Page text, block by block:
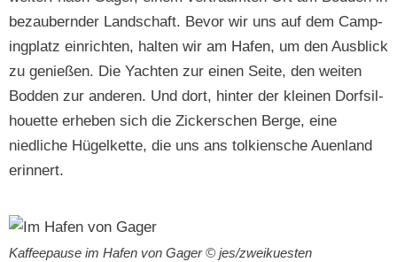
beza­ubern­der Land­schaft. Bevor wir uns auf dem Camp­
ing­platz ein­richt­en, hal­ten wir am Hafen, um den Aus­blick
zu genießen. Die Yacht­en zur einen Seite, den weit­en
Bod­den zur anderen. Und dort, hin­ter der kleinen Dorf­sil­
hou­ette erheben sich die Zick­er­schen Berge, eine
niedliche Hügelkette, die uns ans tolkien­sche Auen­land
erinnert.
Kaf­feep­ause im Hafen von Gager © jes/zweikuesten